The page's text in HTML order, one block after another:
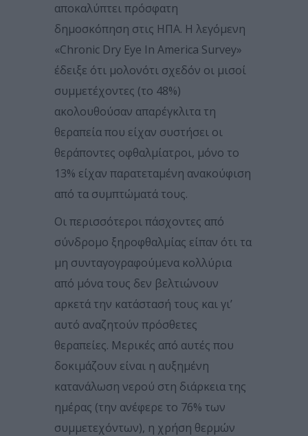
αποκαλύπτει πρόσφατη
δημοσκόπηση στις ΗΠΑ. Η λεγόμενη
«Chronic Dry Eye In America Survey»
έδειξε ότι μολονότι σχεδόν οι μισοί
συμμετέχοντες (το 48%)
ακολουθούσαν απαρέγκλιτα τη
θεραπεία που είχαν συστήσει οι
θεράποντες οφθαλμίατροι, μόνο το
13% είχαν παρατεταμένη ανακούφιση
από τα συμπτώματά τους.
Οι περισσότεροι πάσχοντες από
σύνδρομο ξηροφθαλμίας είπαν ότι τα
μη συνταγογραφούμενα κολλύρια
από μόνα τους δεν βελτιώνουν
αρκετά την κατάστασή τους και γι’
αυτό αναζητούν πρόσθετες
θεραπείες. Μερικές από αυτές που
δοκιμάζουν είναι η αυξημένη
κατανάλωση νερού στη διάρκεια της
ημέρας (την ανέφερε το 76% των
συμμετεχόντων), η χρήση θερμών